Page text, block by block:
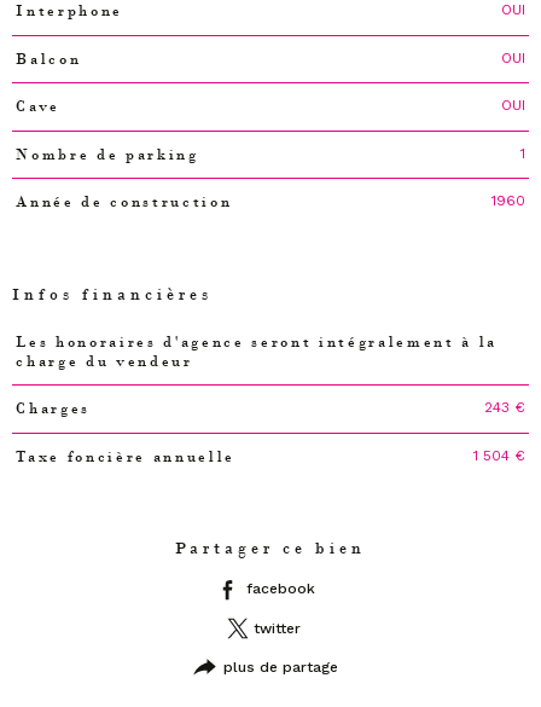
Interphone OUI
Balcon OUI
Cave OUI
Nombre de parking 1
Année de construction 1960
Infos financières
Caractéristiques Valeurs
Les honoraires d'agence seront intégralement à la
charge du vendeur
Charges 243 €
Taxe foncière annuelle 1 504 €
Partager ce bien
facebook
twitter
plus de partage